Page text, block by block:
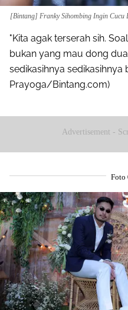
[Bintang] Franky Sihombing Ingin Cucu
"Kita agak terserah sih.
bukan yang mau dong
sedikasihnya sedikasihnya
Prayoga/Bintang.com)
Advertisement -
Foto